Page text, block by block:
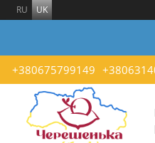
RU UK
+380675799149